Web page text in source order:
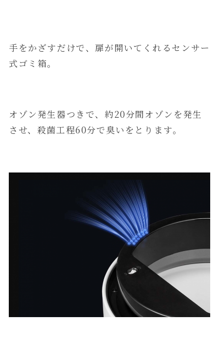
手をかざすだけで、扉が開いてくれるセンサー
式ゴミ箱。
オゾン発生器つきで、約20分間オゾンを発生
させ、殺菌工程60分で臭いをとります。